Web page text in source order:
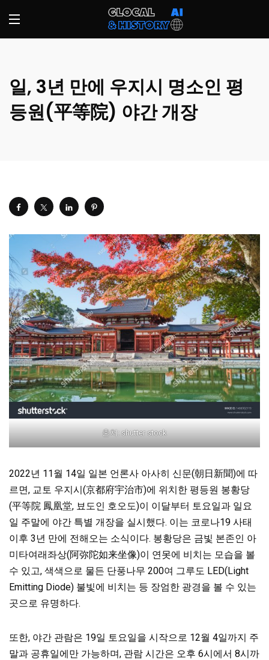
일, 3년 만에 우지시 명소인 평
등원(平等院) 야간 개장
출처: shutter stock
2022년 11월 14일 일본 언론사 아사히 신문(朝日新聞)에 따
르면, 교토 우지시(京都府宇治市)에 위치한 평등원 봉황당
(平等院 鳳凰堂, 뵤도인 호오도)이 이달부터 토요일과 일요
일 주말에 야간 특별 개장을 실시했다. 이는 코로나19 사태
이후 3년 만에 전해오는 소식이다. 봉황당은 금빛 본존인 아
미타여래좌상(阿弥陀如来坐像)이 연못에 비치는 모습을 볼
수 있고, 색색으로 물든 단풍나무 200여 그루도 LED(Light
Emitting Diode) 불빛에 비치는 등 장엄한 광경을 볼 수 있는
곳으로 유명하다.
또한, 야간 관람은 19일 토요일을 시작으로 12월 4일까지 주
말과 공휴일에만 가능하며, 관람 시간은 오후 6시에서 8시까